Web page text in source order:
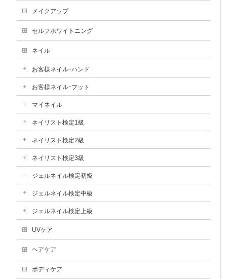
メイクアップ
セルフホワイトニング
ネイル
お客様ネイルｰハンド
お客様ネイルｰフット
マイネイル
ネイリスト検定1級
ネイリスト検定2級
ネイリスト検定3級
ジェルネイル検定初級
ジェルネイル検定中級
ジェルネイル検定上級
UVケア
ヘアケア
ボディケア